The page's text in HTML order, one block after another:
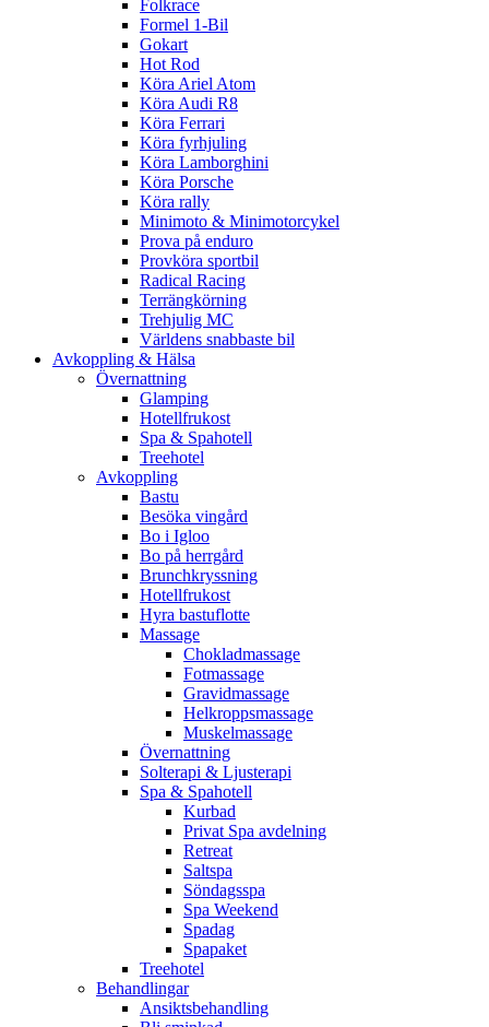
Folkrace
Formel 1-Bil
Gokart
Hot Rod
Köra Ariel Atom
Köra Audi R8
Köra Ferrari
Köra fyrhjuling
Köra Lamborghini
Köra Porsche
Köra rally
Minimoto & Minimotorcykel
Prova på enduro
Provköra sportbil
Radical Racing
Terrängkörning
Trehjulig MC
Världens snabbaste bil
Avkoppling & Hälsa
Övernattning
Glamping
Hotellfrukost
Spa & Spahotell
Treehotel
Avkoppling
Bastu
Besöka vingård
Bo i Igloo
Bo på herrgård
Brunchkryssning
Hotellfrukost
Hyra bastuflotte
Massage
Chokladmassage
Fotmassage
Gravidmassage
Helkroppsmassage
Muskelmassage
Övernattning
Solterapi & Ljusterapi
Spa & Spahotell
Kurbad
Privat Spa avdelning
Retreat
Saltspa
Söndagsspa
Spa Weekend
Spadag
Spapaket
Treehotel
Behandlingar
Ansiktsbehandling